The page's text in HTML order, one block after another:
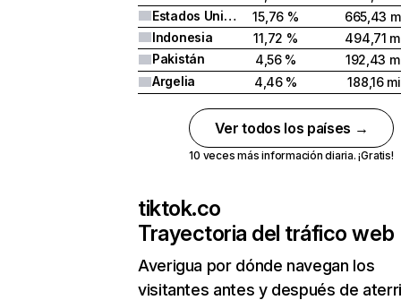
Estados Unidos
15,76 %
665,43
Indonesia
11,72 %
494,71
Pakistán
4,56 %
192,43
Argelia
4,46 % 188,16
Ver todos los países →
10 veces más información diaria. ¡Gratis!
tiktok.co
Trayectoria del tráfico web
Averigua por dónde navegan los
visitantes antes y después de